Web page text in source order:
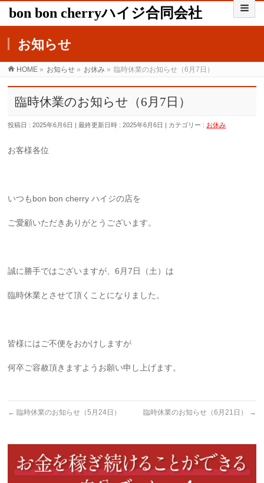
bon bon cherryハイジ合同会社
お知らせ
HOME » お知らせ » お休み » 臨時休業のお知らせ（6月7日）
臨時休業のお知らせ（6月7日）
投稿日 : 2025年6月6日 最終更新日時 : 2025年6月6日 カテゴリー : お休み
お客様各位
いつもbon bon cherry ハイジの店を
ご愛顧いただきありがとうございます。
誠に勝手ではございますが、6月7日（土）は
臨時休業とさせて頂くことになりました。
皆様にはご不便をおかけしますが
何卒ご容赦頂きますようお願い申し上げます。
← 臨時休業のお知らせ（5月24日） 臨時休業のお知らせ（6月21日） →